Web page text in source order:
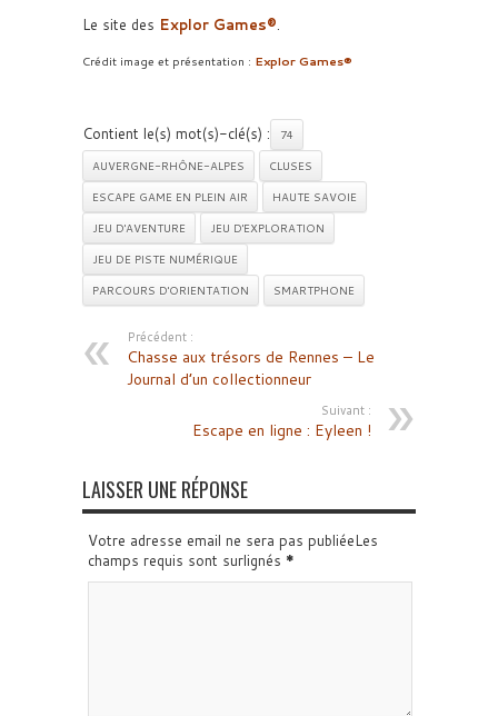
Le site des Explor Games®
Crédit image et présentation : Explor Games®
Contient le(s) mot(s)-clé(s) :
74
AUVERGNE-RHÔNE-ALPES
CLUSES
ESCAPE GAME EN PLEIN AIR
HAUTE SAVOIE
JEU D'AVENTURE
JEU D'EXPLORATION
JEU DE PISTE NUMÉRIQUE
PARCOURS D'ORIENTATION
SMARTPHONE
Précédent :
Chasse aux trésors de Rennes – Le
Journal d’un collectionneur
Suivant :
Escape en ligne : Eyleen !
LAISSER UNE RÉPONSE
Votre adresse email ne sera pas publiéeLes
champs requis sont surlignés *